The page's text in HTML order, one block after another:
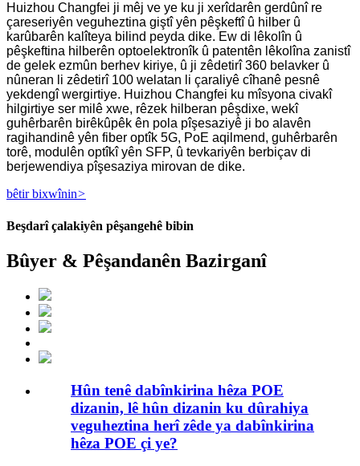
Huizhou Changfei ji mêj ve ye ku ji xerîdarên gerdûnî re
çareseriyên veguheztina giştî yên pêşkeftî û hilber û
karûbarên kalîteya bilind peyda dike. Ew di lêkolîn û
pêşkeftina hilberên optoelektronîk û patentên lêkolîna zanistî
de gelek ezmûn berhev kiriye, û ji zêdetirî 360 belavker û
nûneran li zêdetirî 100 welatan li çaraliyê cîhanê pesnê
yekdengî wergirtiye. Huizhou Changfei ku mîsyona civakî
hilgirtiye ser milê xwe, rêzek hilberan pêşdixe, wekî
guhêrbarên birêkûpêk ên pola pîşesaziyê ji bo alavên
ragihandinê yên fiber optîk 5G, PoE aqilmend, guhêrbarên
torê, modulên optîkî yên SFP, û tevkariyên berbiçav di
berjewendiya pîşesaziya mirovan de dike.
bêtir bixwînin>
Beşdarî çalakiyên pêşangehê bibin
Bûyer & Pêşandanên Bazirganî
Hûn tenê dabînkirina hêza POE
dizanin, lê hûn dizanin ku dûrahiya
veguheztina herî zêde ya dabînkirina
hêza POE çi ye?